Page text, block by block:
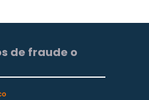
de fraude o